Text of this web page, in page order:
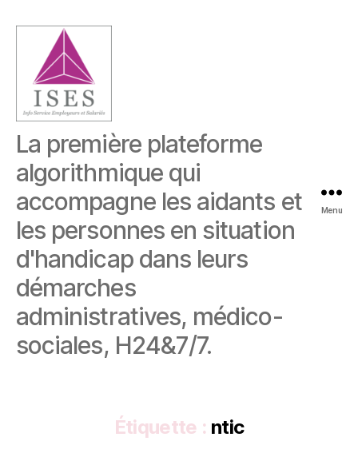
La première plateforme
algorithmique qui
accompagne les aidants et
les personnes en situation
d'handicap dans leurs
démarches
administratives, médico-
sociales, H24&7/7.
Menu
Étiquette : ntic